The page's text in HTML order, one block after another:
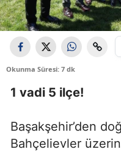
Okunma Süresi: 7 dk
1 vadi 5 ilçe!
Başakşehir’den
Bahçelievler